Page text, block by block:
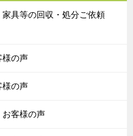
家具等の回収・処分ご依頼
の声
の声
客様の声